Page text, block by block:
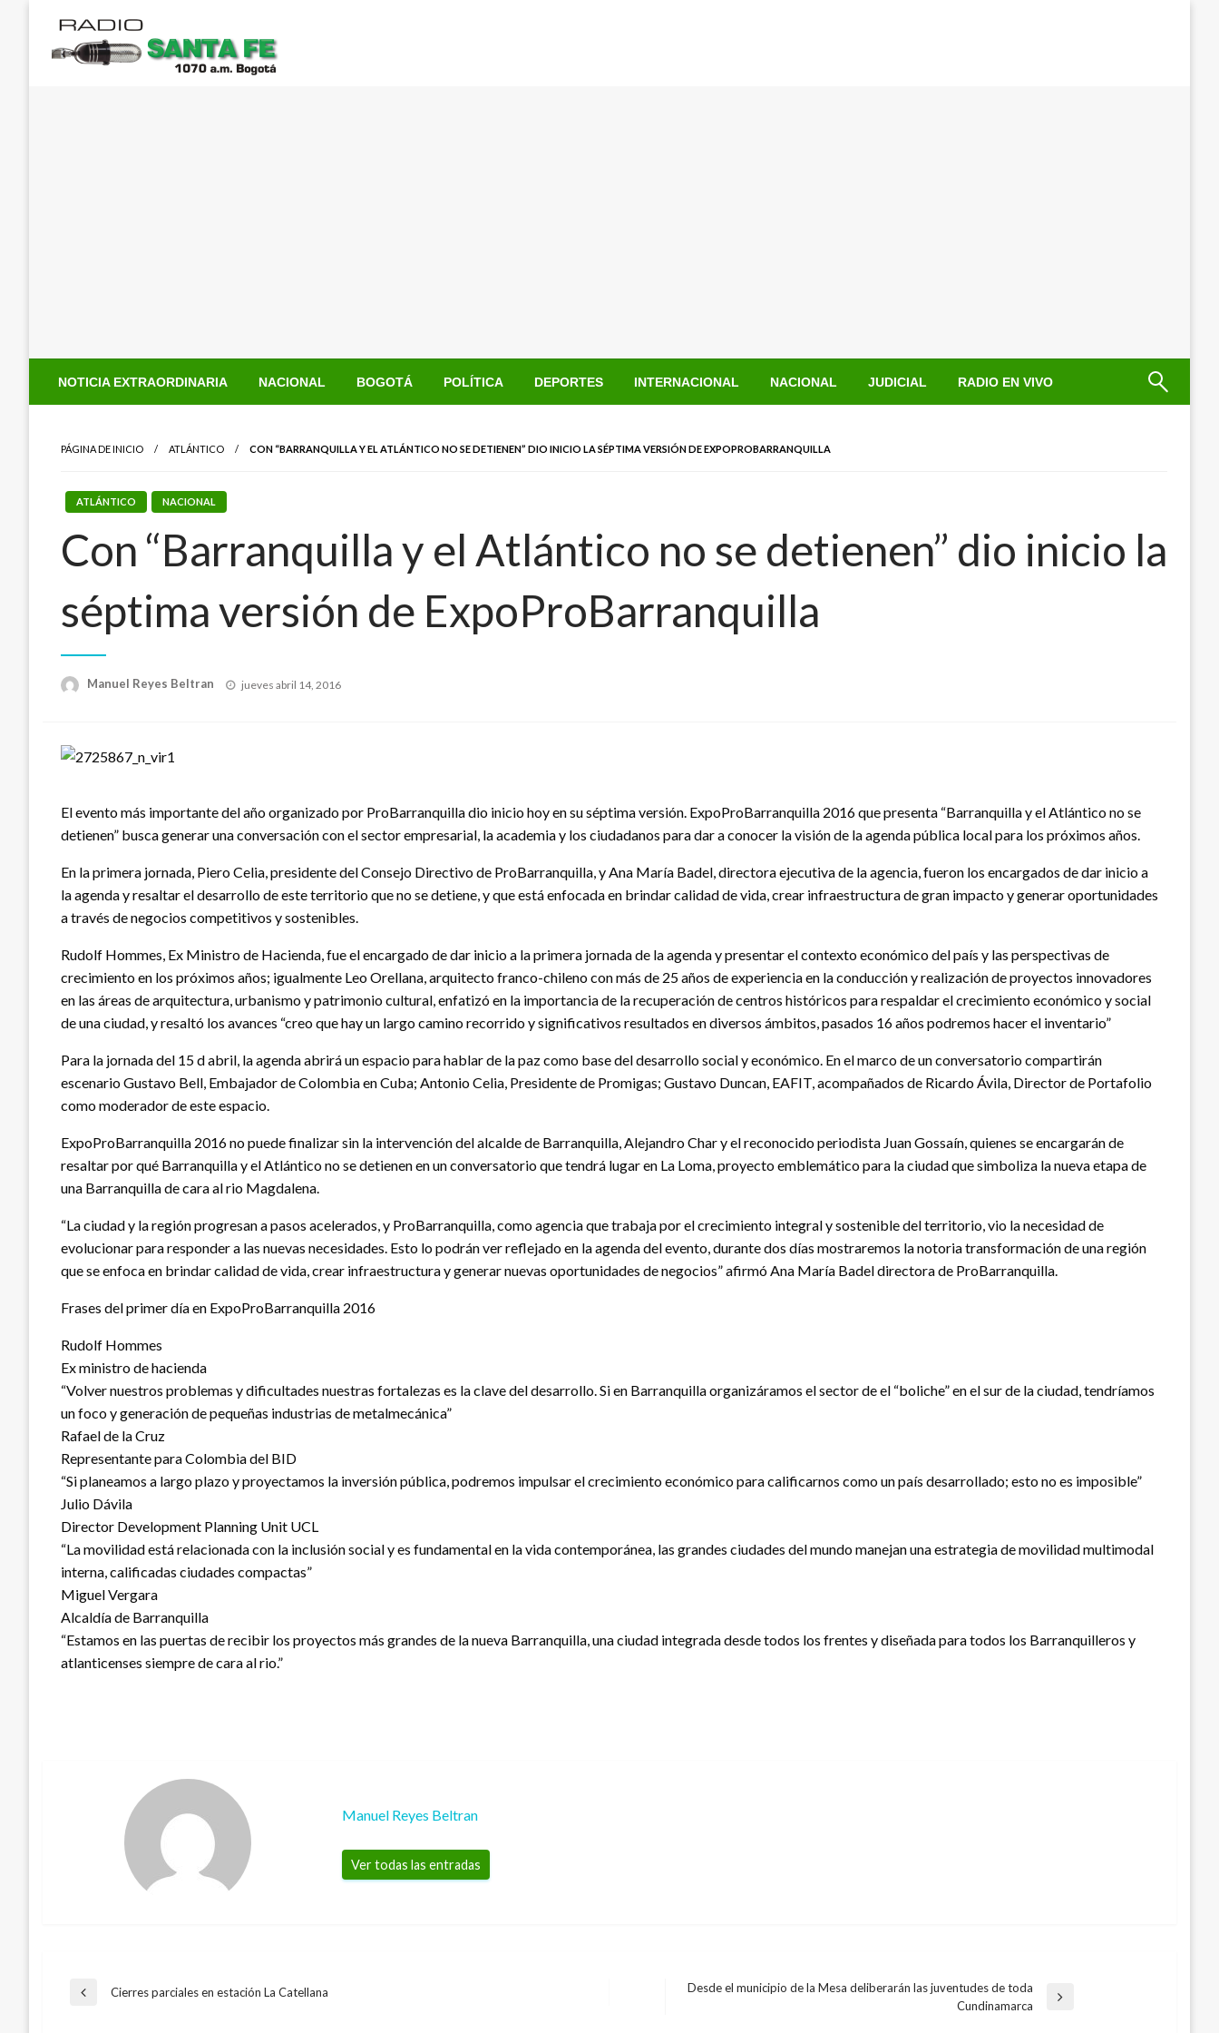
contenido
NOTICIA EXTRAORDINARIA NACIONAL BOGOTÁ POLÍTICA DEPORTES INTERNACIONAL NACIONAL JUDICIAL RADIO EN VIVO
PÁGINA DE INICIO ATLÁNTICO CON “BARRANQUILLA Y EL ATLÁNTICO NO SE DETIENEN” DIO INICIO LA SÉPTIMA VERSIÓN DE EXPOPROBARRANQUILLA
ATLÁNTICO NACIONAL
Con “Barranquilla y el Atlántico no se detienen” dio inicio la
séptima versión de ExpoProBarranquilla
Manuel Reyes Beltran
Publicado
jueves abril 14, 2016
El evento más importante del año organizado por ProBarranquilla dio inicio hoy en su séptima versión. ExpoProBarranquilla 2016 que presenta “Barranquilla y el Atlántico no se
detienen” busca generar una conversación con el sector empresarial, la academia y los ciudadanos para dar a conocer la visión de la agenda pública local para los próximos años.
En la primera jornada, Piero Celia, presidente del Consejo Directivo de ProBarranquilla, y Ana María Badel, directora ejecutiva de la agencia, fueron los encargados de dar inicio a
la agenda y resaltar el desarrollo de este territorio que no se detiene, y que está enfocada en brindar calidad de vida, crear infraestructura de gran impacto y generar oportunidades
a través de negocios competitivos y sostenibles.
Rudolf Hommes, Ex Ministro de Hacienda, fue el encargado de dar inicio a la primera jornada de la agenda y presentar el contexto económico del país y las perspectivas de
crecimiento en los próximos años; igualmente Leo Orellana, arquitecto franco-chileno con más de 25 años de experiencia en la conducción y realización de proyectos innovadores
en las áreas de arquitectura, urbanismo y patrimonio cultural, enfatizó en la importancia de la recuperación de centros históricos para respaldar el crecimiento económico y social
de una ciudad, y resaltó los avances “creo que hay un largo camino recorrido y significativos resultados en diversos ámbitos, pasados 16 años podremos hacer el inventario”
Para la jornada del 15 d abril, la agenda abrirá un espacio para hablar de la paz como base del desarrollo social y económico. En el marco de un conversatorio compartirán
escenario Gustavo Bell, Embajador de Colombia en Cuba; Antonio Celia, Presidente de Promigas; Gustavo Duncan, EAFIT, acompañados de Ricardo Ávila, Director de Portafolio
como moderador de este espacio.
ExpoProBarranquilla 2016 no puede finalizar sin la intervención del alcalde de Barranquilla, Alejandro Char y el reconocido periodista Juan Gossaín, quienes se encargarán de
resaltar por qué Barranquilla y el Atlántico no se detienen en un conversatorio que tendrá lugar en La Loma, proyecto emblemático para la ciudad que simboliza la nueva etapa de
una Barranquilla de cara al rio Magdalena.
“La ciudad y la región progresan a pasos acelerados, y ProBarranquilla, como agencia que trabaja por el crecimiento integral y sostenible del territorio, vio la necesidad de
evolucionar para responder a las nuevas necesidades. Esto lo podrán ver reflejado en la agenda del evento, durante dos días mostraremos la notoria transformación de una región
que se enfoca en brindar calidad de vida, crear infraestructura y generar nuevas oportunidades de negocios” afirmó Ana María Badel directora de ProBarranquilla.
Frases del primer día en ExpoProBarranquilla 2016
Rudolf Hommes
Ex ministro de hacienda
“Volver nuestros problemas y dificultades nuestras fortalezas es la clave del desarrollo. Si en Barranquilla organizáramos el sector de el “boliche” en el sur de la ciudad, tendríamos
un foco y generación de pequeñas industrias de metalmecánica”
Rafael de la Cruz
Representante para Colombia del BID
“Si planeamos a largo plazo y proyectamos la inversión pública, podremos impulsar el crecimiento económico para calificarnos como un país desarrollado; esto no es imposible”
Julio Dávila
Director Development Planning Unit UCL
“La movilidad está relacionada con la inclusión social y es fundamental en la vida contemporánea, las grandes ciudades del mundo manejan una estrategia de movilidad multimodal
interna, calificadas ciudades compactas”
Miguel Vergara
Alcaldía de Barranquilla
“Estamos en las puertas de recibir los proyectos más grandes de la nueva Barranquilla, una ciudad integrada desde todos los frentes y diseñada para todos los Barranquilleros y
atlanticenses siempre de cara al rio.”
Manuel Reyes Beltran
Ver todas las entradas
Navegación
Entrada
Cierres parciales en estación La Catellana
Desde el municipio de la Mesa deliberarán las juventudes de toda
Cundinamarca